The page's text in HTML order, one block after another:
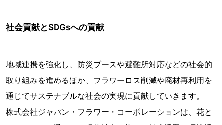
社会貢献とSDGsへの貢献
地域連携を強化し、防災ブースや避難所対応などの社会的
取り組みを進めるほか、フラワーロス削減や廃材再利用を
通じてサステナブルな社会の実現に貢献していきます。
株式会社ジャパン・フラワー・コーポレーションは、花と